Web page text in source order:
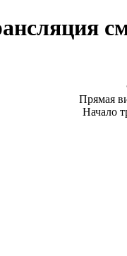
Прямая
Начало